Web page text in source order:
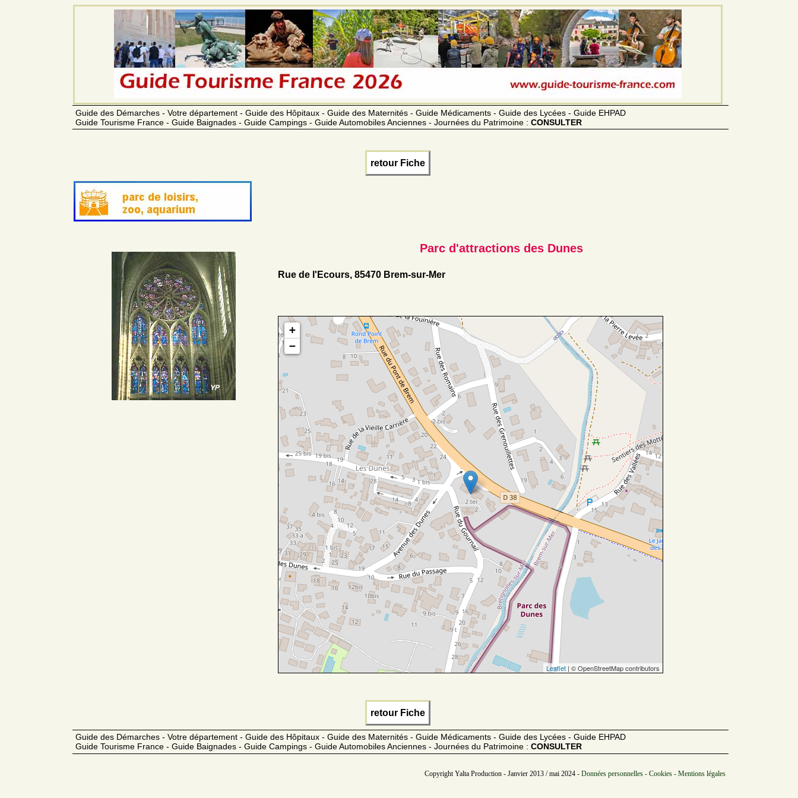
Guide des Démarches - Votre département - Guide des Hôpitaux - Guide des Maternités - Guide Médicaments - Guide des Lycées - Guide EHPAD
Guide Tourisme France - Guide Baignades - Guide Campings - Guide Automobiles Anciennes - Journées du Patrimoine : CONSULTER
retour Fiche
Parc d'attractions des Dunes
Rue de l'Ecours, 85470 Brem-sur-Mer
+
−
Leaflet| © OpenStreetMap contributors
retour Fiche
Guide des Démarches - Votre département - Guide des Hôpitaux - Guide des Maternités - Guide Médicaments - Guide des Lycées - Guide EHPAD
Guide Tourisme France - Guide Baignades - Guide Campings - Guide Automobiles Anciennes - Journées du Patrimoine : CONSULTER
Copyright Yalta Production - Janvier 2013 / mai 2024 - Données personnelles - Cookies - Mentions légales